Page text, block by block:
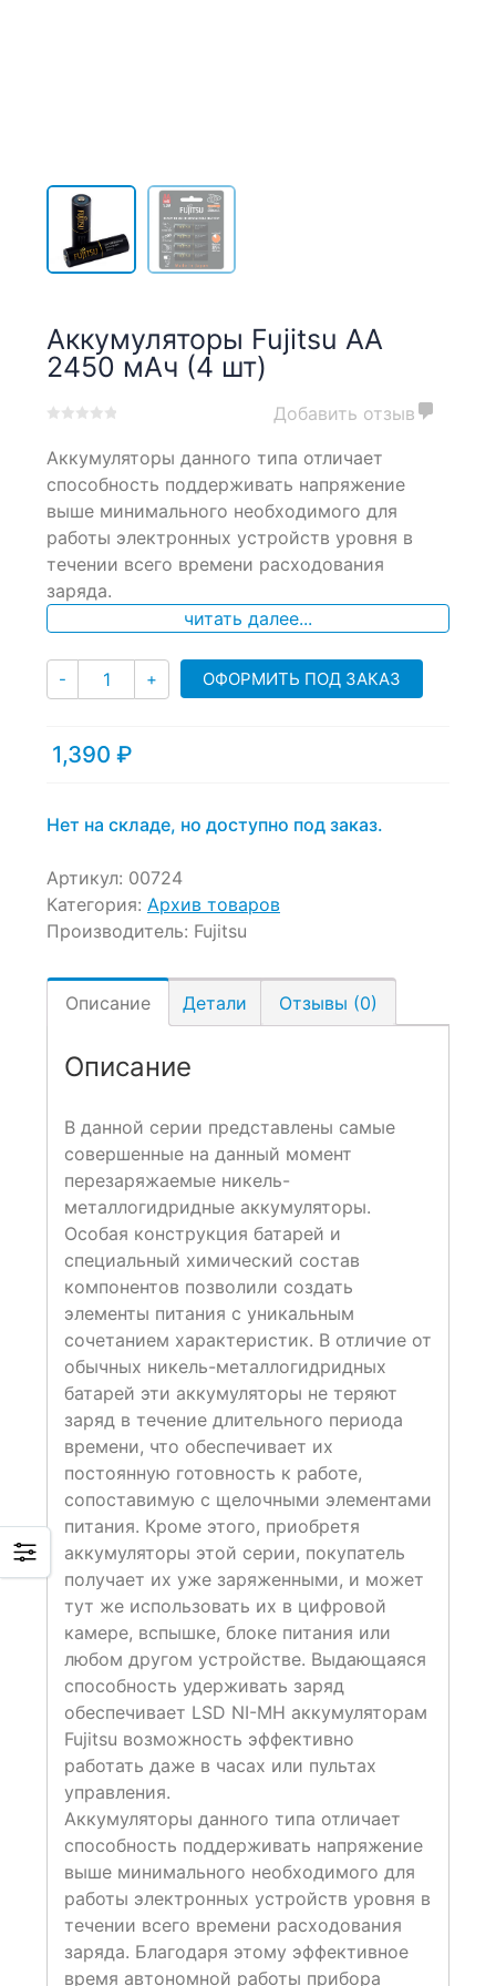
Аккумуляторы Fujitsu AA
2450 мАч (4 шт)
out
on
customer
ratings
Добавить отзыв
Аккумуляторы данного типа отличает
способность поддерживать напряжение
выше минимального необходимого для
работы электронных устройств уровня в
течении всего времени расходования
заряда.
читать далее...
- Количество
+ ОФОРМИТЬ ПОД ЗАКАЗ
1,390 ₽
Нет на складе, но доступно под заказ.
Артикул: 00724
Категория: Архив товаров
Производитель: Fujitsu
Описание Детали Отзывы (0)
Описание
В данной серии представлены самые
совершенные на данный момент
перезаряжаемые никель-
металлогидридные аккумуляторы.
Особая конструкция батарей и
специальный химический состав
компонентов позволили создать
элементы питания с уникальным
сочетанием характеристик. В отличие от
обычных никель-металлогидридных
батарей эти аккумуляторы не теряют
заряд в течение длительного периода
времени, что обеспечивает их
постоянную готовность к работе,
сопоставимую с щелочными элементами
питания. Кроме этого, приобретя
аккумуляторы этой серии, покупатель
получает их уже заряженными, и может
тут же использовать их в цифровой
камере, вспышке, блоке питания или
любом другом устройстве. Выдающаяся
способность удерживать заряд
обеспечивает LSD NI-MH аккумуляторам
Fujitsu возможность эффективно
работать даже в часах или пультах
управления.
Аккумуляторы данного типа отличает
способность поддерживать напряжение
выше минимального необходимого для
работы электронных устройств уровня в
течении всего времени расходования
заряда. Благодаря этому эффективное
время автономной работы прибора